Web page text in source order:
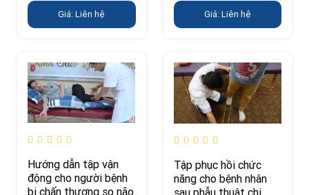
Giá: Liên hệ Giá: Liên hệ
Hướng dẫn tập vận
động cho người bệnh
bị chấn thương sọ não
Tập phục hồi chức
năng cho bệnh nhân
sau phẫu thuật chi